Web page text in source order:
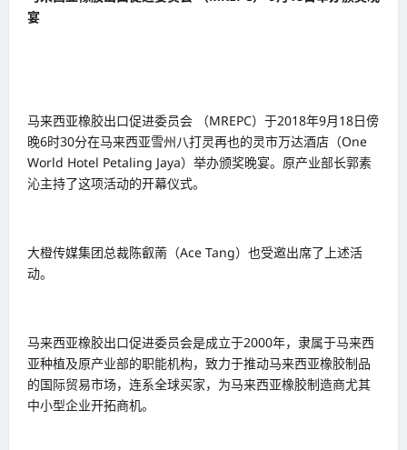
宴
马来西亚橡胶出口促进委员会 （MREPC）于2018年9月18日傍
晚6时30分在马来西亚雪州八打灵再也的灵市万达酒店（One
World Hotel Petaling Jaya）举办颁奖晚宴。原产业部长郭素
沁主持了这项活动的开幕仪式。
大橙传媒集团总裁陈叡萳（Ace Tang）也受邀出席了上述活
动。
马来西亚橡胶出口促进委员会是成立于2000年，隶属于马来西
亚种植及原产业部的职能机构，致力于推动马来西亚橡胶制品
的国际贸易市场，连系全球买家，为马来西亚橡胶制造商尤其
中小型企业开拓商机。